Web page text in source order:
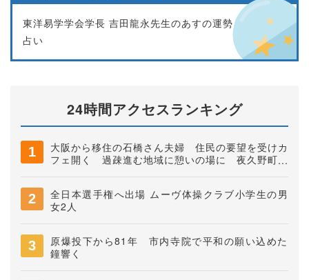
東洋易学学会学長 吉田龍永先生のあすの運勢
占い
24時間アクセスランキング
大阪から移住の石橋さん夫婦 住民の要望を受けカ
フェ開く 過疎進む地域に憩いの場に 夜久野町稲
全日本選手権へ出場 ムーヴ体操クラブ小学生の男
女2人
原爆投下から81年 市内寺院で平和の願い込めた
鐘響く